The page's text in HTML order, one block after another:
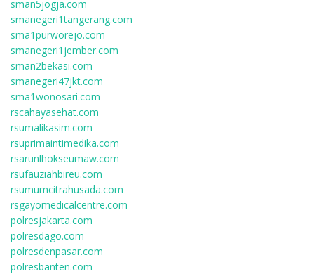
sman5jogja.com
smanegeri1tangerang.com
sma1purworejo.com
smanegeri1jember.com
sman2bekasi.com
smanegeri47jkt.com
sma1wonosari.com
rscahayasehat.com
rsumalikasim.com
rsuprimaintimedika.com
rsarunlhokseumaw.com
rsufauziahbireu.com
rsumumcitrahusada.com
rsgayomedicalcentre.com
polresjakarta.com
polresdago.com
polresdenpasar.com
polresbanten.com